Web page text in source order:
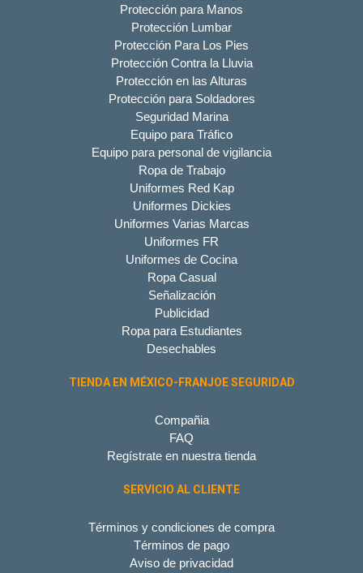
Protección para Manos
Protección Lumbar
Protección Para Los Pies
Protección Contra la Lluvia
Protección en las Alturas
Protección para Soldadores
Seguridad Marina
Equipo para Tráfico
Equipo para personal de vigilancia
Ropa de Trabajo
Uniformes Red Kap
Uniformes Dickies
Uniformes Varias Marcas
Uniformes FR
Uniformes de Cocina
Ropa Casual
Señalización
Publicidad
Ropa para Estudiantes
Desechables
TIENDA EN MÉXICO-FRANJOE SEGURIDAD
Compañia
FAQ
Regístrate en nuestra tienda
SERVICIO AL CLIENTE
Términos y condiciones de compra
Términos de pago
Aviso de privacidad